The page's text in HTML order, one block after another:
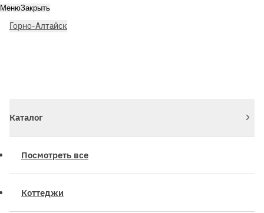
Горно-Алтайск
МенюЗакрыть
Каталог
Посмотреть все
Коттеджи